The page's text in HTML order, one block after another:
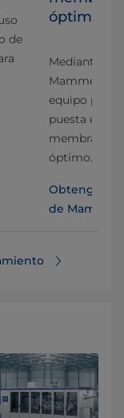
de
óptimas
Mediante
Mammen
equipo para
puesta en
membrana,
óptimo.
Obtenga
de